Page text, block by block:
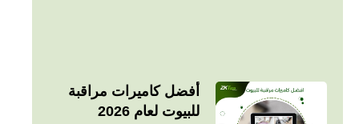
أفضل كاميرات مراقبة
للبيوت لعام 2026